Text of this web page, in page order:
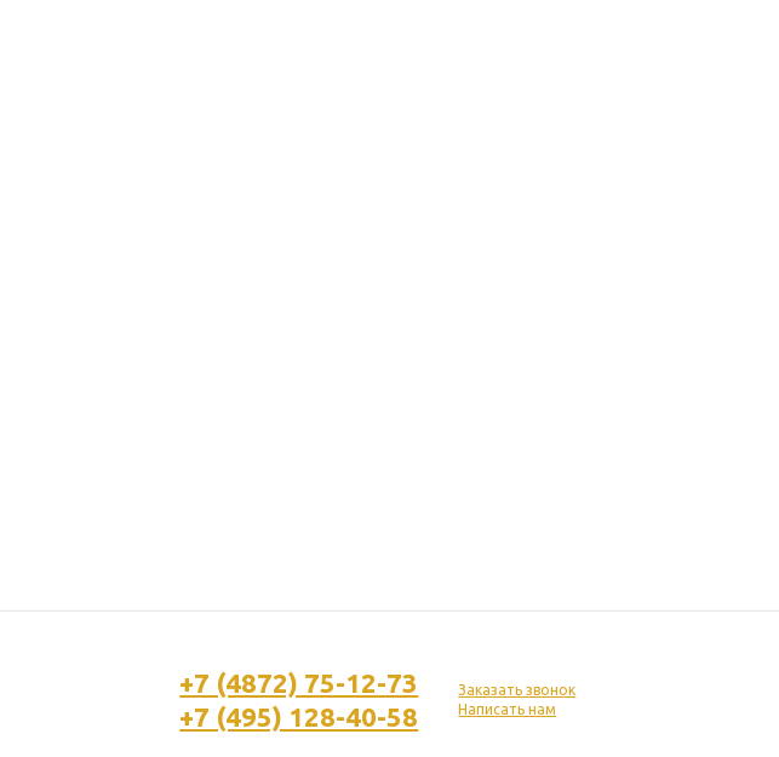
+7 (4872) 75-12-73
+7 (495) 128-40-58
Заказать звонок
Написать нам